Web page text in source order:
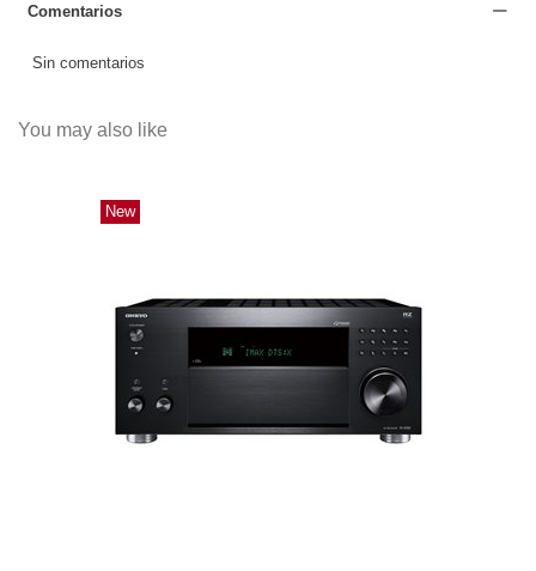
Comentarios
Sin comentarios
You may also like
New